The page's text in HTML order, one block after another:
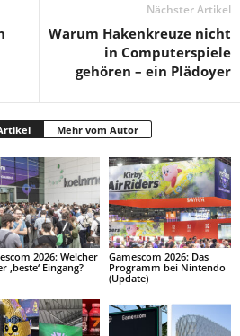
Nächster Artikel
Warum Hakenkreuze nicht
in Computerspiele
gehören – ein Plädoyer
Mehr vom Autor
2026: Welcher
‚beste‘ Eingang?
Gamescom 2026: Das
Programm bei Nintendo
(Update)